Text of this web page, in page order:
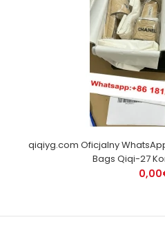
qiqiyg.com Oficjalny
Bags Qiqi-27